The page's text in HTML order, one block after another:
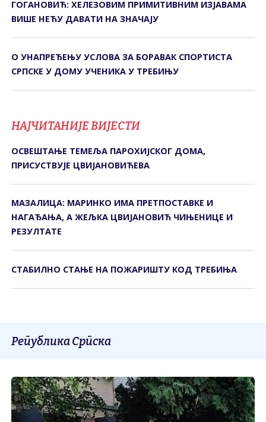
ГОГАНОВИЋ: ХЕЛЕЗОВИМ ПРИМИТИВНИМ ИЗЈАВАМА
ВИШЕ НЕЋУ ДАВАТИ НА ЗНАЧАЈУ
О УНАПРЕЂЕЊУ УСЛОВА ЗА БОРАВАК СПОРТИСТА
СРПСКЕ У ДОМУ УЧЕНИКА У ТРЕБИЊУ
НАЈЧИТАНИЈЕ ВИЈЕСТИ
ОСВЕШТАЊЕ ТЕМЕЉА ПАРОХИЈСКОГ ДОМА,
ПРИСУСТВУЈЕ ЦВИЈАНОВИЋЕВА
МАЗАЛИЦА: МАРИНКО ИМА ПРЕТПОСТАВКЕ И
НАГАЂАЊА, А ЖЕЉКА ЦВИЈАНОВИЋ ЧИЊЕНИЦЕ И
РЕЗУЛТАТЕ
СТАБИЛНО СТАЊЕ НА ПОЖАРИШТУ КОД ТРЕБИЊА
Република Српска